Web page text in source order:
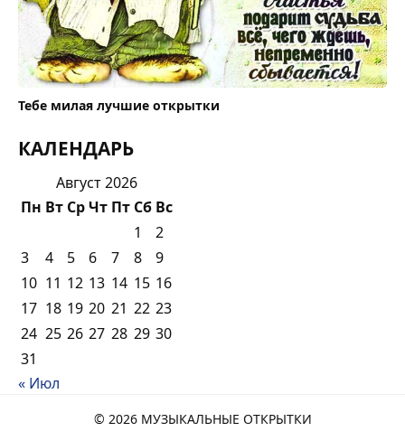
Тебе милая лучшие открытки
КАЛЕНДАРЬ
Август 2026
Пн Вт СрЧт Пт Сб Вс
1
2
3
4 5 6 7 8
9
10 11 12 13 14 15 16
17 18 19 20 21 22 23
24 25 26 27 28 29 30
31
« Июл
© 2026 МУЗЫКАЛЬНЫЕ ОТКРЫТКИ